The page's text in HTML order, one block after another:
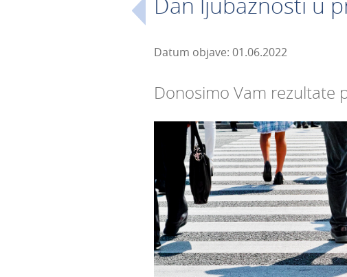
Datum objave: 01.06.2022
Donosimo Vam rezultate